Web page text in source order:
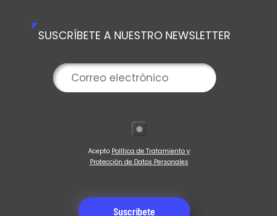
SUSCRÍBETE A NUESTRO NEWSLETTER
Acepto Política de Tratamiento y
Protección de Datos Personales